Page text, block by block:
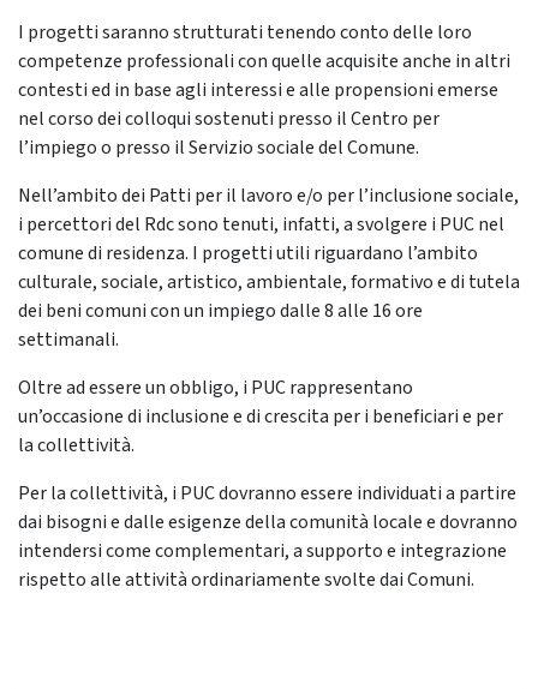
I progetti saranno strutturati tenendo conto delle loro
competenze professionali con quelle acquisite anche in altri
contesti ed in base agli interessi e alle propensioni emerse
nel corso dei colloqui sostenuti presso il Centro per
l’impiego o presso il Servizio sociale del Comune.
Nell’ambito dei Patti per il lavoro e/o per l’inclusione sociale,
i percettori del Rdc sono tenuti, infatti, a svolgere i PUC nel
comune di residenza. I progetti utili riguardano l’ambito
culturale, sociale, artistico, ambientale, formativo e di tutela
dei beni comuni con un impiego dalle 8 alle 16 ore
settimanali.
Oltre ad essere un obbligo, i PUC rappresentano
un’occasione di inclusione e di crescita per i beneficiari e per
la collettività.
Per la collettività, i PUC dovranno essere individuati a partire
dai bisogni e dalle esigenze della comunità locale e dovranno
intendersi come complementari, a supporto e integrazione
rispetto alle attività ordinariamente svolte dai Comuni.